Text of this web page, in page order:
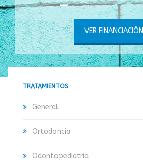
VER FINANCIACIÓN
TRATAMIENTOS
General
Ortodoncia
Odontopediatría